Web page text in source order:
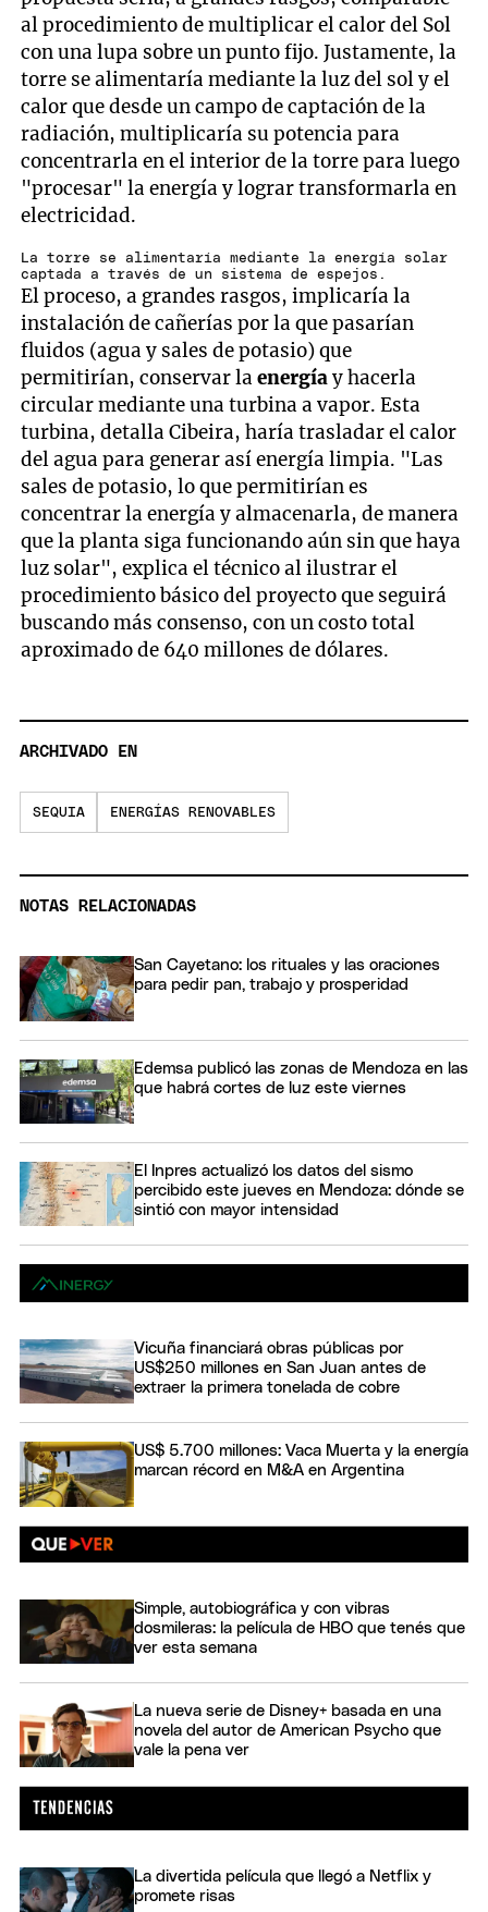
al procedimiento de multiplicar el calor del Sol
con una lupa sobre un punto fijo. Justamente, la
torre se alimentaría mediante la luz del sol y el
calor que desde un campo de captación de la
radiación, multiplicaría su potencia para
concentrarla en el interior de la torre para luego
"procesar" la energía y lograr transformarla en
electricidad.
La torre se alimentaría mediante la energía solar
captada a través de un sistema de espejos.
El proceso, a grandes rasgos, implicaría la
instalación de cañerías por la que pasarían
fluidos (agua y sales de potasio) que
permitirían, conservar laenergíay hacerla
circular mediante una turbina a vapor. Esta
turbina, detalla Cibeira, haría trasladar el calor
del agua para generar así energía limpia. "Las
sales de potasio, lo que permitirían es
concentrar la energía y almacenarla, de manera
que la planta siga funcionando aún sin que haya
luz solar", explica el técnico al ilustrar el
procedimiento básico del proyecto que seguirá
buscando más consenso, con un costo total
aproximado de 640 millones de dólares.
ARCHIVADO EN
SEQUIA ENERGÍAS RENOVABLES
NOTAS RELACIONADAS
San Cayetano: los rituales y las oraciones
para pedir pan, trabajo y prosperidad
Edemsa publicó las zonas de Mendoza en las
que habrá cortes de luz este viernes
El Inpres actualizó los datos del sismo
percibido este jueves en Mendoza: dónde se
sintió con mayor intensidad
Vicuña financiará obras públicas por
US$250 millones en San Juan antes de
extraer la primera tonelada de cobre
US$ 5.700 millones: Vaca Muerta y la energía
marcan récord en M&A en Argentina
Simple, autobiográfica y con vibras
dosmileras: la película de HBO que tenés que
ver esta semana
La nueva serie de Disney+ basada en una
novela del autor de American Psycho que
vale la pena ver
La divertida película que llegó a Netflix y
promete risas